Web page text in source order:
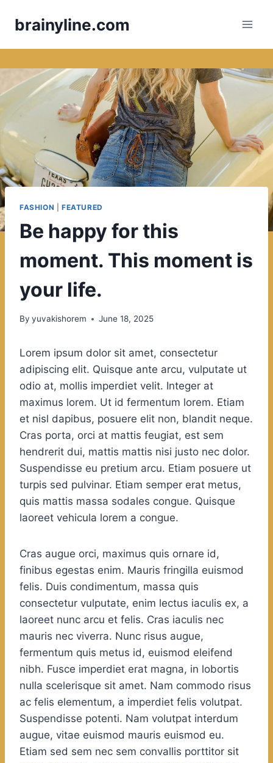
brainyline.com
FASHION FEATURED
Be happy for this
moment. This moment is
your life.
By yuvakishorem June 18, 2025
Lorem ipsum dolor sit amet, consectetur
adipiscing elit. Quisque ante arcu, vulputate ut
odio at, mollis imperdiet velit. Integer at
maximus lorem. Ut id fermentum lorem. Etiam
et nisl dapibus, posuere elit non, blandit neque.
Cras porta, orci at mattis feugiat, est sem
hendrerit dui, mattis mattis nisi justo nec dolor.
Suspendisse eu pretium arcu. Etiam posuere ut
turpis sed pulvinar. Etiam semper erat metus,
quis mattis massa sodales congue. Quisque
laoreet vehicula lorem a congue.
Cras augue orci, maximus quis ornare id,
finibus egestas enim. Mauris fringilla euismod
felis. Duis condimentum, massa quis
consectetur vulputate, enim lectus iaculis ex, a
laoreet nunc arcu et felis. Cras iaculis nec
mauris nec viverra. Nunc risus augue,
fermentum quis metus id, euismod eleifend
nibh. Fusce imperdiet erat magna, in lobortis
nulla scelerisque sit amet. Nam commodo risus
ac felis elementum, a imperdiet felis volutpat.
Suspendisse potenti. Nam volutpat interdum
augue, vitae euismod mauris euismod eu.
Etiam sed sem nec sem convallis porttitor sit